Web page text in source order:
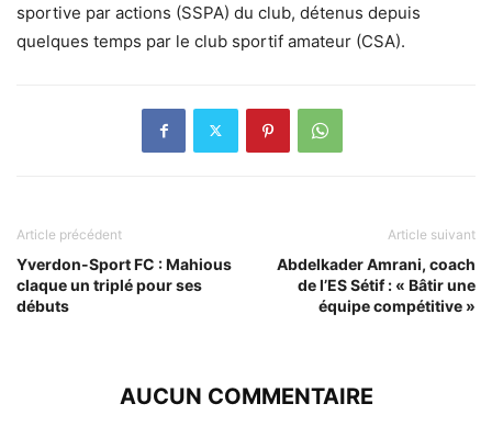
sportive par actions (SSPA) du club, détenus depuis
quelques temps par le club sportif amateur (CSA).
Article précédent
Yverdon-Sport FC : Mahious
claque un triplé pour ses
débuts
Article suivant
Abdelkader Amrani, coach
de l’ES Sétif : « Bâtir une
équipe compétitive »
AUCUN COMMENTAIRE